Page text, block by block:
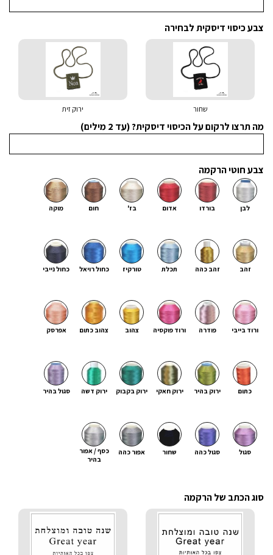
צבע כיסוי דיסקית לבחירה
שחור ירוק זית
מה תרצו לרקום על הכיסוי דיסקית? (עד 2 מילים)
צבע חוטי הרקמה
לבן בורדו אדום בז' חום מוקה
זהב זהב כהה תכלת טורקיז כחול רויאל כחול נייבי
ורוד בייבי פודרה ורוד פוקסיה צהוב צהוב כתום אפרסק
כתום ירוק בהיר ירוק חאקי ירוק בקבוק ירוק דשה סגול בהיר
סגול סגול כהה שחור אפור כהה
כסף / אפור
בהיר
סוג הכתב של הרקמה